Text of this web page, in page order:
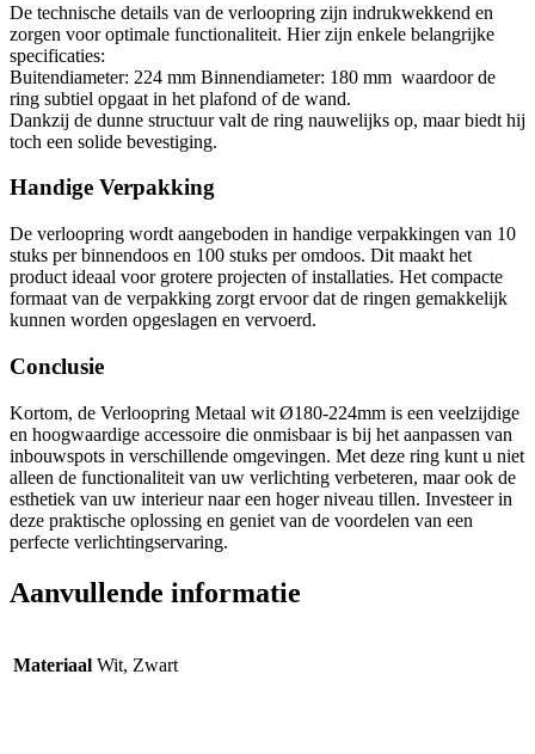
De technische details van de verloopring zijn indrukwekkend en
zorgen voor optimale functionaliteit. Hier zijn enkele belangrijke
specificaties:
Buitendiameter: 224 mm Binnendiameter: 180 mm waardoor de
ring subtiel opgaat in het plafond of de wand.
Dankzij de dunne structuur valt de ring nauwelijks op, maar biedt hij
toch een solide bevestiging.
Handige Verpakking
De verloopring wordt aangeboden in handige verpakkingen van 10
stuks per binnendoos en 100 stuks per omdoos. Dit maakt het
product ideaal voor grotere projecten of installaties. Het compacte
formaat van de verpakking zorgt ervoor dat de ringen gemakkelijk
kunnen worden opgeslagen en vervoerd.
Conclusie
Kortom, de Verloopring Metaal wit Ø180-224mm is een veelzijdige
en hoogwaardige accessoire die onmisbaar is bij het aanpassen van
inbouwspots in verschillende omgevingen. Met deze ring kunt u niet
alleen de functionaliteit van uw verlichting verbeteren, maar ook de
esthetiek van uw interieur naar een hoger niveau tillen. Investeer in
deze praktische oplossing en geniet van de voordelen van een
perfecte verlichtingservaring.
Aanvullende informatie
Materiaal Wit, Zwart